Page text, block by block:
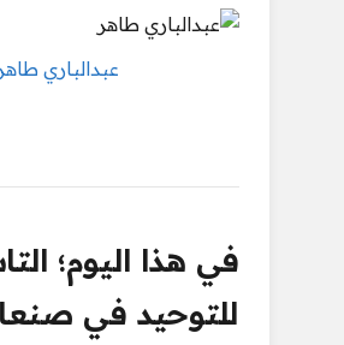
عبدالباري طاهر
للتوحيد في